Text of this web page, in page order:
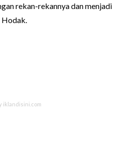
rekan-rekannya dan menjadi
Hodak.